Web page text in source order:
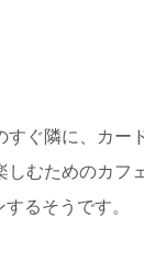
ぐ隣に、カー
むためのカフ
るそうです。